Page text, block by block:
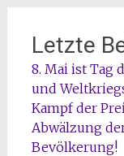
Letzte
8. Mai ist Tag
und
Kampf der
Abwälzung
Bevölkerung!